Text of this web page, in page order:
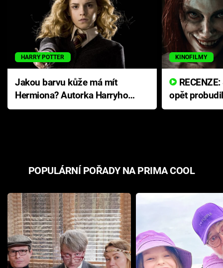
HARRY POTTER
Jakou barvu kůže má mít
Hermiona? Autorka Harryho
Pottera přišla s ráznou
KINOFILMY
opět
přichází s
POPULÁRNÍ POŘADY NA PRIMA COOL